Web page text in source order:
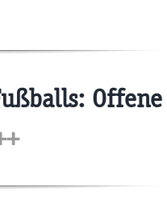
Offene